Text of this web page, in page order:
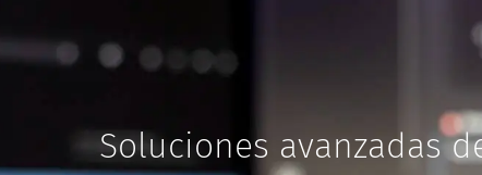
Soluciones avanzadas